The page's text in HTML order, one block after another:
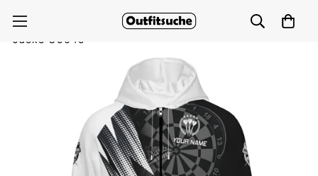
Herren Darts Kapuzenjacke in Schwarz-Weiß, Team
Jacke O5645